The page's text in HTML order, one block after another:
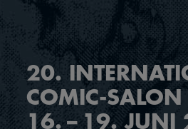
20.
COMIC-SALON
16. –19. JUNI